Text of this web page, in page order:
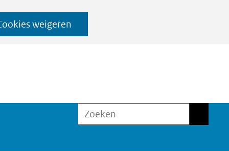
weigeren
Zoeken